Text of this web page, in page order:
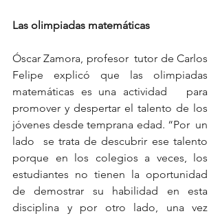
Las olimpiadas matemáticas
Óscar Zamora, profesor  tutor de Carlos
Felipe explicó que las olimpiadas
matemáticas es una actividad   para
promover y despertar el talento de los
jóvenes desde temprana edad. “Por  un
lado  se trata de descubrir ese talento
porque en los colegios a veces, los
estudiantes no tienen la oportunidad
de demostrar su habilidad en esta
disciplina y por otro lado, una vez